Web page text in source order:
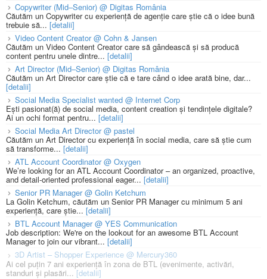
Copywriter (Mid–Senior) @ Digitas România
Căutăm un Copywriter cu experiență de agenție care știe că o idee bună
trebuie să... [detalii]
Video Content Creator @ Cohn & Jansen
Căutăm un Video Content Creator care să gândească și să producă
content pentru unele dintre... [detalii]
Art Director (Mid–Senior) @ Digitas România
Căutăm un Art Director care știe că e tare când o idee arată bine, dar...
[detalii]
Social Media Specialist wanted @ Internet Corp
Ești pasionat(ă) de social media, content creation și tendințele digitale?
Ai un ochi format pentru... [detalii]
Social Media Art Director @ pastel
Căutăm un Art Director cu experiență în social media, care să știe cum
să transforme... [detalii]
ATL Account Coordinator @ Oxygen
We’re looking for an ATL Account Coordinator – an organized, proactive,
and detail-oriented professional eager... [detalii]
Senior PR Manager @ Golin Ketchum
La Golin Ketchum, căutăm un Senior PR Manager cu minimum 5 ani
experiență, care știe... [detalii]
BTL Account Manager @ YES Communication
Job description: We're on the lookout for an awesome BTL Account
Manager to join our vibrant... [detalii]
3D Artist – Shopper Experience @ Mercury360
Ai cel puțin 7 ani experiență în zona de BTL (evenimente, activări,
standuri și plasări...[detalii]